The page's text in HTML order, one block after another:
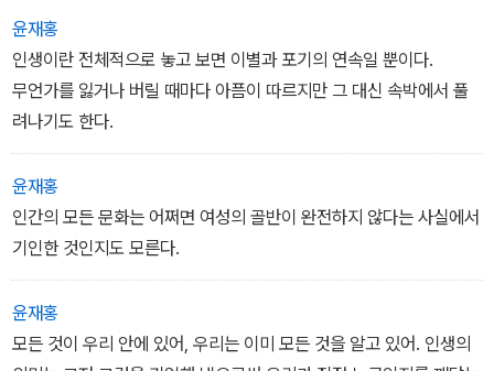
한편, 파리에서는 대통령 직속 비밀 기관의 지원을 받는 과학자들이
황폐한 환경과 방사능 속에서도 살아남을 신종 인간을 탄생시키려는
비밀 프로젝트를 추진하고 있다. 진화가 소형화의 방향으로 진행된다
비학자 오로르 카메러가 그 연구의 중심에 서 있다. 이들이 탄생시키
려 하는 인류는 크기로는 초소형, 성적으로는 여성이 대다수인 새로
벌어질지, 이들의 사회는 어떤 모습이 될지, 인간과의 관계는 어떻게
될지 거대한 규모의 상상세계를 흥미롭게 펼쳐 보인다.
윤재홍
인생이란 전체적으로 놓고 보면 이별과 포기의 연속일 뿐이다.
무언가를 잃거나 버릴 때마다 아픔이 따르지만 그 대신 속박에서 풀
려나기도 한다.
윤재홍
인간의 모든 문화는 어쩌면 여성의 골반이 완전하지 않다는 사실에서
기인한 것인지도 모른다.
윤재홍
모든 것이 우리 안에 있어, 우리는 이미 모든 것을 알고 있어. 인생의